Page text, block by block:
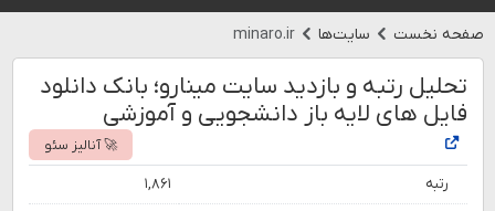
صفحه نخست سایت‌ها minaro.ir
تحلیل رتبه و بازدید سایت مینارو؛ بانک دانلود
فایل های لایه باز دانشجویی و آموزشی
🚀 آنالیز سئو
رتبه ۱,۸۶۱